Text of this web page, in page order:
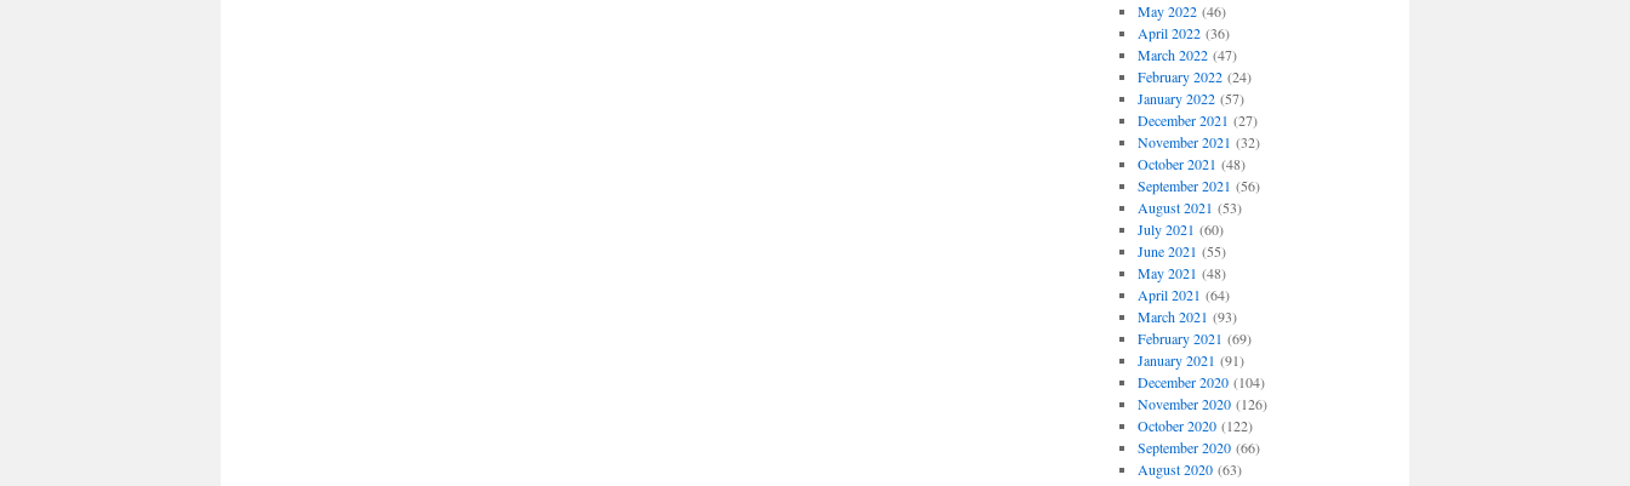
May 2022(46)
April 2022(36)
March 2022(47)
February 2022(24)
January 2022(57)
December 2021 (27)
November 2021 (32)
October 2021 (48)
September 2021 (56)
August 2021 (53)
July 2021 (60)
June 2021 (55)
May 2021 (48)
April 2021 (64)
March 2021 (93)
February 2021 (69)
January 2021 (91)
December 2020(104)
November 2020(126)
October 2020(122)
September 2020(66)
August 2020(63)